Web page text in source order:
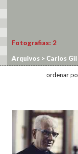
Fotografias: 2
Arquivos > Carlos Gil
ordenar